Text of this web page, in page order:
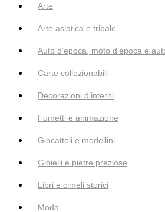
Arte
Arte asiatica e tribale
Auto d’epoca, moto d’epoca e
Carte collezionabili
Decorazioni d'interni
Fumetti e animazione
Giocattoli e modellini
Gioielli e pietre preziose
Libri e cimeli storici
Moda